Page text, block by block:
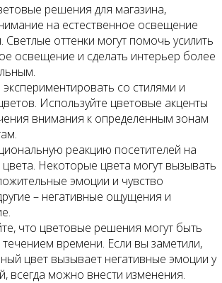
решения для магазина,
на естественное освещение
оттенки могут помочь усилить
освещение и сделать интерьер более
со стилями и
Используйте цветовые акценты
внимания к определенным зонам
реакцию посетителей на
Некоторые цвета могут вызывать
эмоции и чувство
– негативные ощущения и
что цветовые решения могут быть
времени. Если вы заметили,
цвет вызывает негативные эмоции у
всегда можно внести изменения.